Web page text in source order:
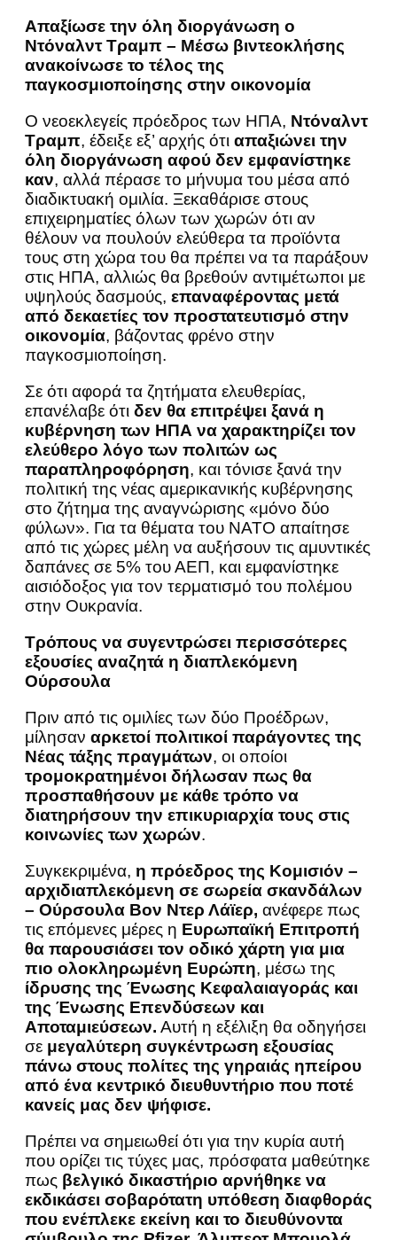
Απαξίωσε την όλη διοργάνωση ο
Ντόναλντ Τραμπ – Μέσω βιντεοκλήσης
ανακοίνωσε το τέλος της
παγκοσμιοποίησης στην οικονομία
Ο νεοεκλεγείς πρόεδρος των ΗΠΑ, Ντόναλντ
Τραμπ, έδειξε εξ’ αρχής ότι απαξιώνει την
όλη διοργάνωση αφού δεν εμφανίστηκε
καν, αλλά πέρασε το μήνυμα του μέσα από
διαδικτυακή ομιλία. Ξεκαθάρισε στους
επιχειρηματίες όλων των χωρών ότι αν
θέλουν να πουλούν ελεύθερα τα προϊόντα
τους στη χώρα του θα πρέπει να τα παράξουν
στις ΗΠΑ, αλλιώς θα βρεθούν αντιμέτωποι με
υψηλούς δασμούς, επαναφέροντας μετά
από δεκαετίες τον προστατευτισμό στην
οικονομία, βάζοντας φρένο στην
παγκοσμιοποίηση.
Σε ότι αφορά τα ζητήματα ελευθερίας,
επανέλαβε ότι δεν θα επιτρέψει ξανά η
κυβέρνηση των ΗΠΑ να χαρακτηρίζει τον
ελεύθερο λόγο των πολιτών ως
παραπληροφόρηση, και τόνισε ξανά την
πολιτική της νέας αμερικανικής κυβέρνησης
στο ζήτημα της αναγνώρισης «μόνο δύο
φύλων». Για τα θέματα του ΝΑΤΟ απαίτησε
από τις χώρες μέλη να αυξήσουν τις αμυντικές
δαπάνες σε 5% του ΑΕΠ, και εμφανίστηκε
αισιόδοξος για τον τερματισμό του πολέμου
στην Ουκρανία.
Τρόπους να συγεντρώσει περισσότερες
εξουσίες αναζητά η διαπλεκόμενη
Ούρσουλα
Πριν από τις ομιλίες των δύο Προέδρων,
μίλησαν αρκετοί πολιτικοί παράγοντες της
Νέας τάξης πραγμάτων, οι οποίοι
τρομοκρατημένοι δήλωσαν πως θα
προσπαθήσουν με κάθε τρόπο να
διατηρήσουν την επικυριαρχία τους στις
κοινωνίες των χωρών.
Συγκεκριμένα, η πρόεδρος της Κομισιόν –
αρχιδιαπλεκόμενη σε σωρεία σκανδάλων
– Ούρσουλα Βον Ντερ Λάϊερ, ανέφερε πως
τις επόμενες μέρες η Ευρωπαϊκή Επιτροπή
θα παρουσιάσει τον οδικό χάρτη για μια
πιο ολοκληρωμένη Ευρώπη, μέσω της
ίδρυσης της Ένωσης Κεφαλαιαγοράς και
της Ένωσης Επενδύσεων και
Αποταμιεύσεων. Αυτή η εξέλιξη θα οδηγήσει
σε μεγαλύτερη συγκέντρωση εξουσίας
πάνω στους πολίτες της γηραιάς ηπείρου
από ένα κεντρικό διευθυντήριο που ποτέ
κανείς μας δεν ψήφισε.
Πρέπει να σημειωθεί ότι για την κυρία αυτή
που ορίζει τις τύχες μας, πρόσφατα μαθεύτηκε
πως βελγικό δικαστήριο αρνήθηκε να
εκδικάσει σοβαρότατη υπόθεση διαφθοράς
που ενέπλεκε εκείνη και το διευθύνοντα